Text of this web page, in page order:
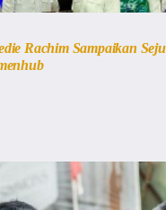
Rachim Sampaikan